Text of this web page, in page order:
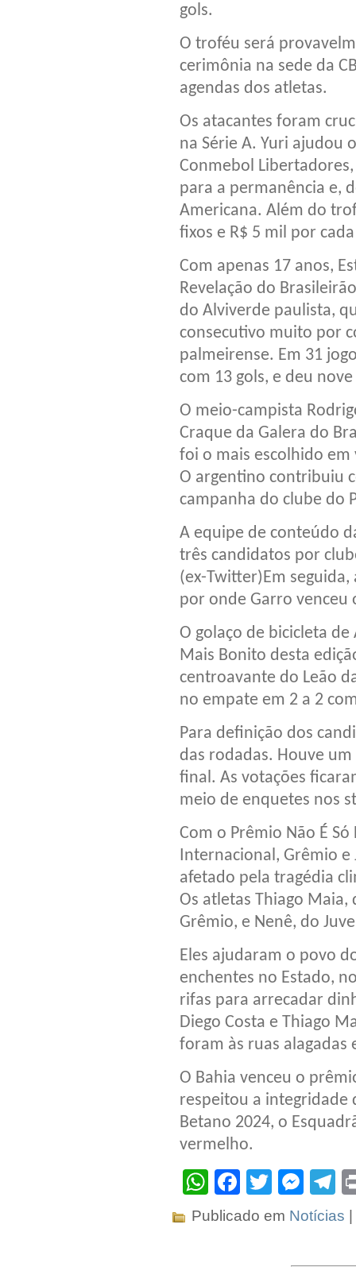
gols.
O troféu será
cerimônia na sede da
agendas dos atletas.
Os atacantes foram
na Série A. Yuri ajudou
Conmebol
para a permanência e,
Americana. Além do
fixos e R$ 5 mil por
Com apenas 17 anos,
Revelação do
do Alviverde paulista,
consecutivo muito por
palmeirense. Em 31
com 13 gols, e deu
O meio-campista
Craque da Galera do
foi o mais escolhido
O argentino contribuiu
campanha do clube do
A equipe de conteúdo
três candidatos por
(ex-Twitter)Em
por onde Garro venceu
O golaço de bicicleta
Mais Bonito desta
centroavante do Leão
no empate em 2 a 2
Para definição dos
das rodadas. Houve
final. As votações
meio de enquetes nos
Com o Prêmio Não É
Internacional, Grêmio
afetado pela tragédia
Os atletas Thiago
Grêmio, e Nenê, do
Eles ajudaram o povo
enchentes no Estado,
rifas para arrecadar
Diego Costa e Thiago
foram às ruas alagadas
O Bahia venceu o
respeitou a integridade
Betano 2024, o
vermelho.
WhatsApp
Facebook
Twitter
Publicado em Notícias